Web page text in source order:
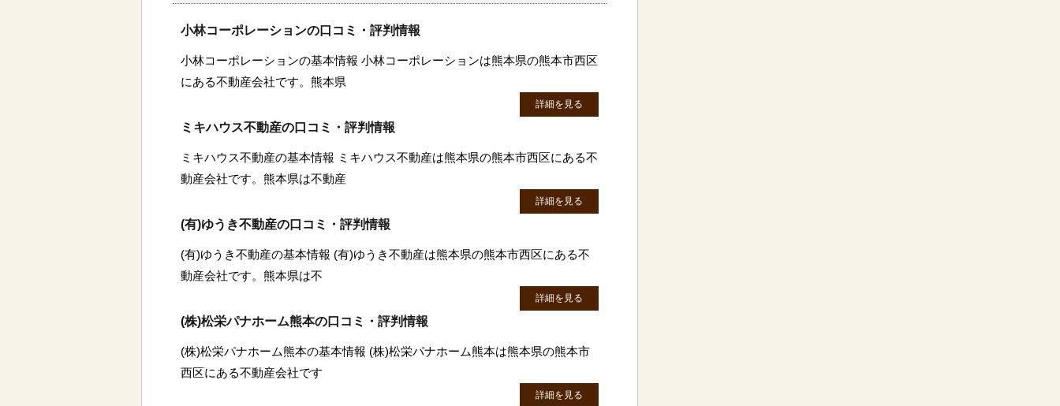
小林コーポレーションの口コミ・評判情報
小林コーポレーションの基本情報 小林コーポレーションは熊本県の熊本市西区
にある不動産会社です。熊本県
詳細を見る
ミキハウス不動産の口コミ・評判情報
ミキハウス不動産の基本情報 ミキハウス不動産は熊本県の熊本市西区にある不
動産会社です。熊本県は不動産
詳細を見る
(有)ゆうき不動産の口コミ・評判情報
(有)ゆうき不動産の基本情報 (有)ゆうき不動産は熊本県の熊本市西区にある不
動産会社です。熊本県は不
詳細を見る
(株)松栄パナホーム熊本の口コミ・評判情報
(株)松栄パナホーム熊本の基本情報 (株)松栄パナホーム熊本は熊本県の熊本市
西区にある不動産会社です
詳細を見る